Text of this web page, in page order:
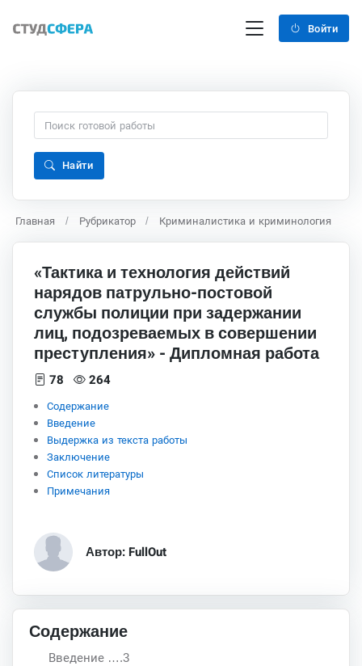
Войти
Найти
Главная Рубрикатор Криминалистика и криминология
«Тактика и технология действий
нарядов патрульно-постовой
службы полиции при задержании
лиц, подозреваемых в совершении
преступления» - Дипломная работа
78 264
Содержание
Введение
Выдержка из текста работы
Заключение
Список литературы
Примечания
Автор: FullOut
Содержание
Введение ….3